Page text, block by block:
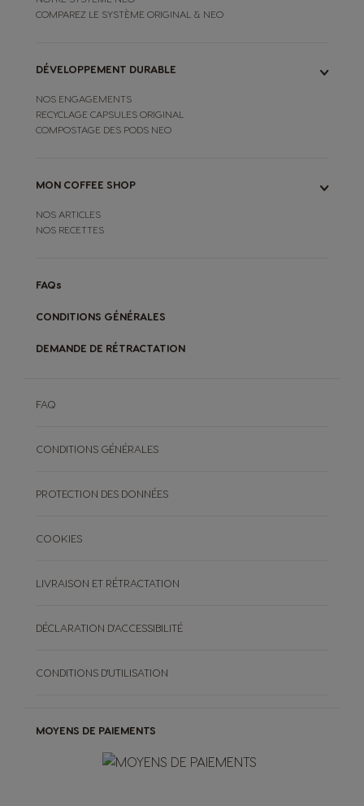
COMPAREZ LE SYSTÈME ORIGINAL & NEO
DÉVELOPPEMENT DURABLE
NOS ENGAGEMENTS
RECYCLAGE CAPSULES ORIGINAL
COMPOSTAGE DES PODS NEO
MON COFFEE SHOP
NOS ARTICLES
NOS RECETTES
FAQs
CONDITIONS GÉNÉRALES
DEMANDE DE RÉTRACTATION
MOYENS DE PAIEMENTS
FAQ
CONDITIONS GÉNÉRALES
PROTECTION DES DONNÉES
COOKIES
LIVRAISON ET RÉTRACTATION
DÉCLARATION D'ACCESSIBILITÉ
CONDITIONS D'UTILISATION